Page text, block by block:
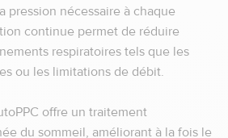
pression nécessaire à chaque
continue permet de réduire
respiratoires tels que les
ou les limitations de débit.
offre un traitement
du sommeil, améliorant à la fois le